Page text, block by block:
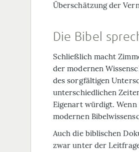
Überschätzung der
Die Bibel
Schließlich macht
der modernen
des sorgfältigen
unterschiedlichen
Eigenart würdigt.
modernen
Auch die biblischen
zwar unter der